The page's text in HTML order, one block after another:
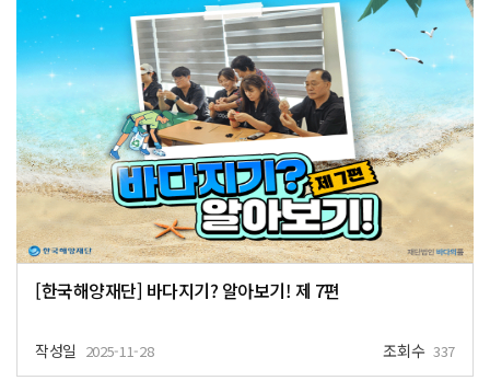
[한국해양재단] 바다지기? 알아보기! 제 7편
작성일 2025-11-28 조회수 337